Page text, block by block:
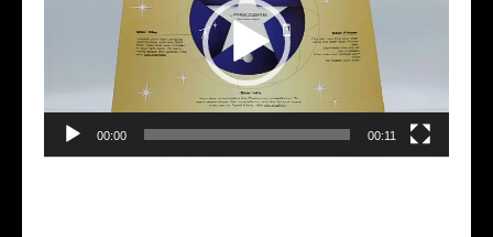
00:00 00:11